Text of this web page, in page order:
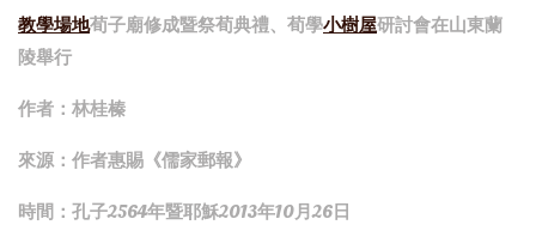
教學場地荀子廟修成暨祭荀典禮、荀學小樹屋研討會在山東蘭
陵舉行
作者：林桂榛
來源：作者惠賜《儒家郵報》
時間：孔子2564年暨耶穌2013年10月26日